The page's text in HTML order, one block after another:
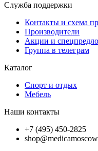
Служба поддержки
Контакты и схема
Производители
Акции и
Группа в телеграм
Каталог
Спорт и отдых
Мебель
Наши контакты
+7 (495) 450-2825